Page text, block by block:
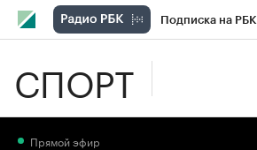
Подписка на РБК
СПОРТ
Прямой эфир